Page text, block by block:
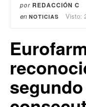
por REDACCIÓN C
en NOTICIAS Visto: